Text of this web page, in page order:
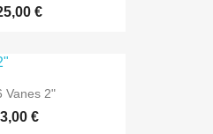
€
Vanes 2"
€